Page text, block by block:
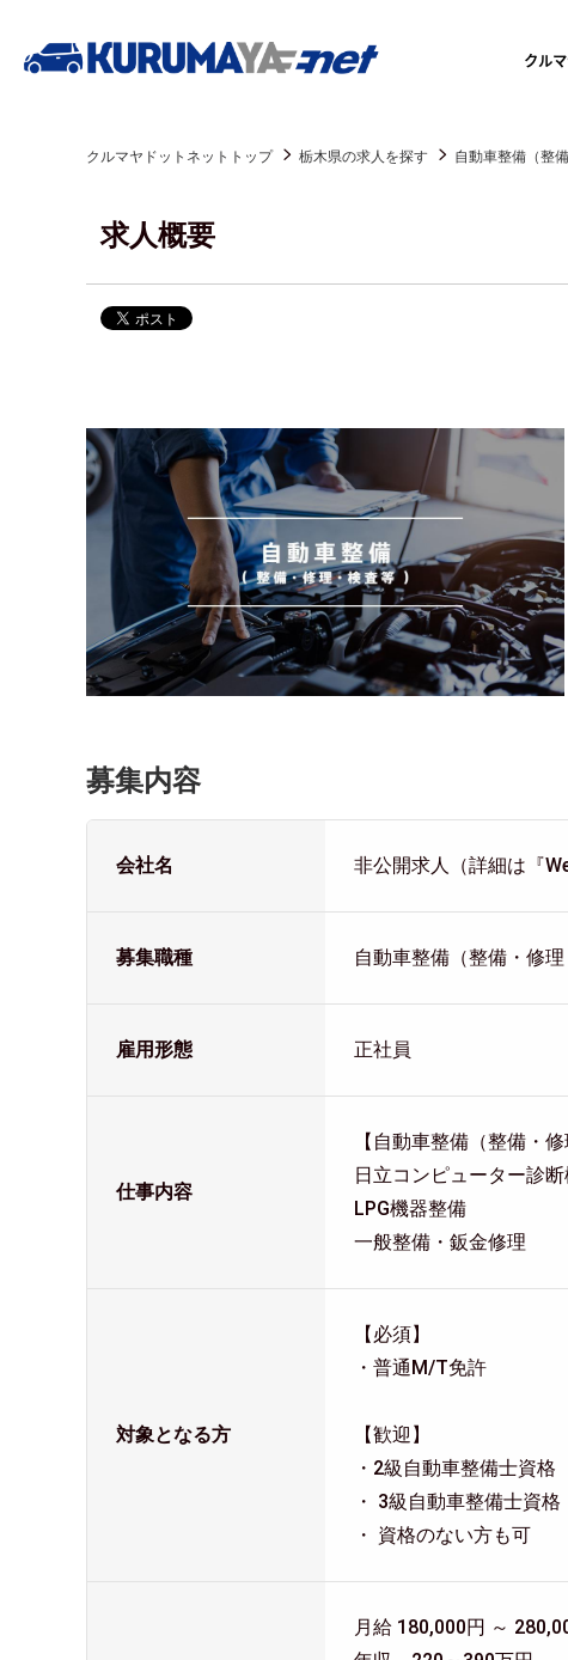
クル
クルマヤドットネットトップ 栃木県の求人を探す 自動車整備（整
求人概要
募集内容
会社名 非公開求人（詳細は『
募集職種 自動車整備（整備・修理
雇用形態 正社員
仕事内容
【自動車整備（整備・
日立コンピューター診
LPG機器整備
一般整備・鈑金修理
対象となる方
【必須】
・普通M/T免許
【歓迎】
・2級自動車整備士資格
・ 3級自動車整備士資格
・ 資格のない方も可
月給 180,000円 ～